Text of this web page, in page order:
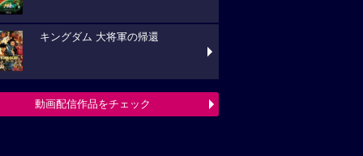
キングダム 大将軍の帰還
動画配信作品をチェック